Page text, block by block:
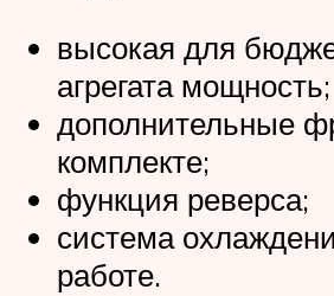
высокая для
агрегата мощность;
дополнительные
комплекте;
функция реверса;
система
работе.